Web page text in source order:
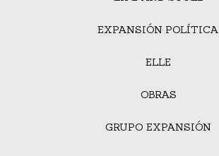
EXPANSIÓN POLÍTICA
ELLE
OBRAS
GRUPO EXPANSIÓN